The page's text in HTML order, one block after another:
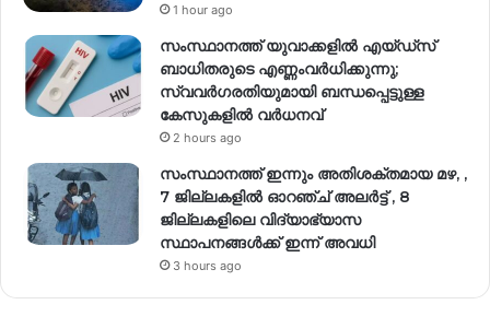
1 hour ago
സംസ്ഥാനത്ത് യുവാക്കളിൽ എയ്ഡ്സ്
ബാധിതരുടെ എണ്ണംവർധിക്കുന്നു;
സ്വവർഗരതിയുമായി ബന്ധപ്പെട്ടുള്ള
കേസുകളിൽ വര്‍ധനവ്
2 hours ago
സംസ്ഥാനത്ത് ഇന്നും അതിശക്തമായ മഴ, ,
7 ജില്ലകളിൽ ഓറഞ്ച് അലർട്ട് , 8
ജില്ലകളിലെ വിദ്യാഭ്യാസ
സ്ഥാപനങ്ങൾക്ക് ഇന്ന് അവധി
3 hours ago